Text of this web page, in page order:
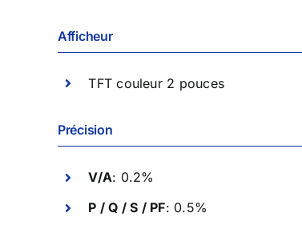
Afficheur
TFT couleur 2 pouces
Précision
V/A: 0.2%
P / Q / S / PF: 0.5%